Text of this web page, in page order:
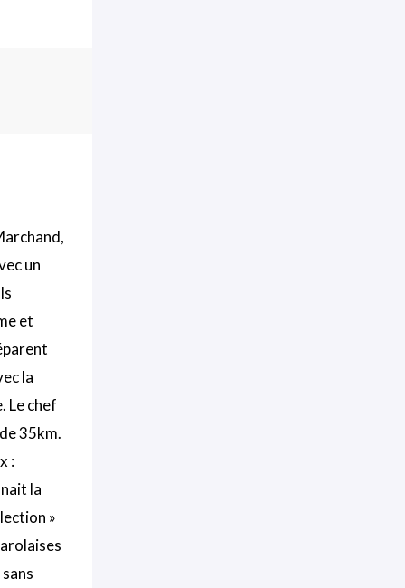
un
et
la
Le chef
35km.
:
la
»